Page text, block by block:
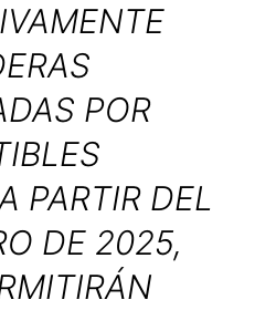
POR
PARTIR DEL
DE 2025,